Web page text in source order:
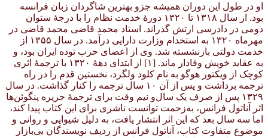
او در طول این دوران همیشه جزو بهترین شاگردان زبان فرانسه
بود. از سال ۱۳۱۸ تا ۱۳۲۰ دورهٔ خدمت نظام را با درجهٔ ستوان
دومی در دادرسی ارتش گذراند. استاد محمد قاضی محمد قاضی در
مهرماه ۱۳۲۰ به استخدام وزارت دارایی درآمد. در سال ۱۳۵۵ از
خدمت دولتی بازنشسته شد. وی از اعضای حزب توده ایران بود، و
به عقاید خویش وفادار ماند. [۱] از ابتدای دههٔ ۱۳۲۰ با ترجمهٔ اثری
کوچک از ویکتور هوگو به نام کلود ولگرد، نخستین قدم را در راه
ترجمه برداشت و پس از آن ۱۰ سال ترجمه را کنار گذاشت. در سال
۱۳۲۹ پس از صرف یک سال‌و نیم وقت برای ترجمهٔ جزیره پنگوئن‌ها
اثر آناتول فرانس، به‌زحمت توانست ناشری برای این کتاب پیدا کند،
اما سه سال بعد که این اثر انتشار یافت، به دلیل شیوایی و روانی و
موضوع متفاوت کتاب، آناتول فرانس از ردیف نویسندگان بی‌بازار